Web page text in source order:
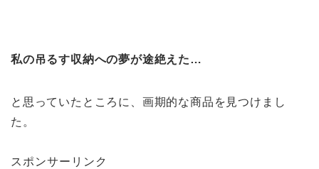
私の吊るす収納への夢が途絶えた…
と思っていたところに、画期的な商品を見つけまし
た。
スポンサーリンク